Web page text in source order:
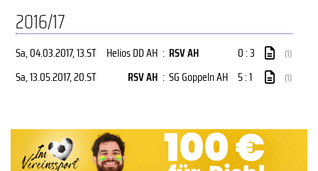
2016/17
Sa, 04.03.2017, 13.ST Helios DD AH : RSV AH 0 : 3 (1)
Sa, 13.05.2017, 20.ST RSV AH : SG Goppeln AH 5 : 1 (1)